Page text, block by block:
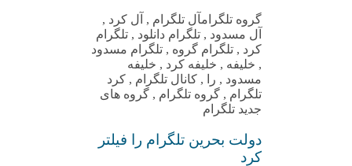
گروه تلگرامآل تلگرام , آل کرد ,
آل مسدود , تلگرام دانلود , تلگرام
کرد , تلگرام گروه , تلگرام مسدود
, خلیفه , خلیفه کرد , خلیفه
مسدود , را , کانال تلگرام , کرد
تلگرام , گروه تلگرام , گروه های
جدید تلگرام
دولت بحرین تلگرام را فیلتر
کرد